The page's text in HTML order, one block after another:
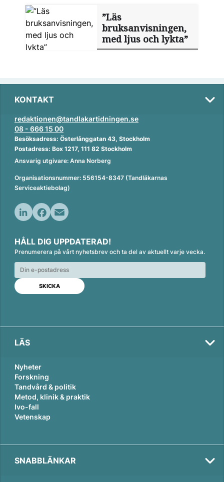
”Läs
bruksanvisningen,
med ljus och lykta”
KONTAKT
redaktionen@tandlakartidningen.se
08 - 666 15 00
Besöksadress: Österlånggatan 43, Stockholm
Postadress: Box 1217, 111 82 Stockholm
Ansvarig utgivare: Anna Norberg
Organisationsnummer: 556154-8347 (Tandläkarnas
Serviceaktiebolag)
n
k
e
d
n
c
e
b
o
o
k
a
i
l
HÅLL DIG UPPDATERAD!
Prenumerera på vårt nyhetsbrev och ta del av aktuellt varje vecka.
LÄS
Nyheter
Forskning
Tandvård & politik
Metod, klinik & praktik
Ivo-fall
Vetenskap
SNABBLÄNKAR